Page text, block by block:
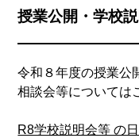
授業公開・学校
令和８年度の授業公
相談会等については
R8学校説明会等 の